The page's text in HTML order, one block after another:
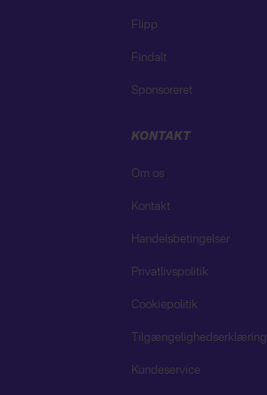
Flipp
Findalt
Sponsoreret
KONTAKT
Om os
Kontakt
Handelsbetingelser
Privatlivspolitik
Cookiepolitik
Tilgængelighedserklæring
Kundeservice